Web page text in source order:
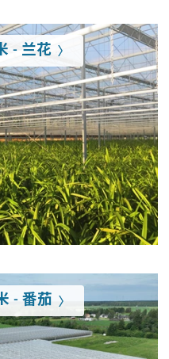
- 兰花
- 番茄